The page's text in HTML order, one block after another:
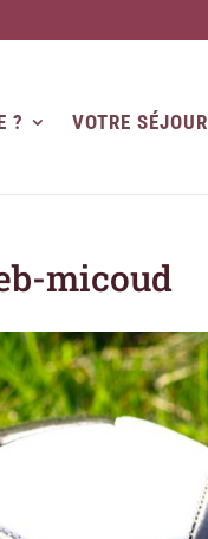
? VOTRE SÉJOUR
micoud